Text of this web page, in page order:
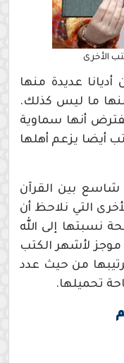
الأخرى
عديدة منها
ومنها ما ليس كذلك.
أنها سماوية
أيضا يزعم أهلها
بين القرآن
التي نلاحظ أن
نسبتها إلى الله
لأشهر الكتب
من حيث عدد
تحميلها.